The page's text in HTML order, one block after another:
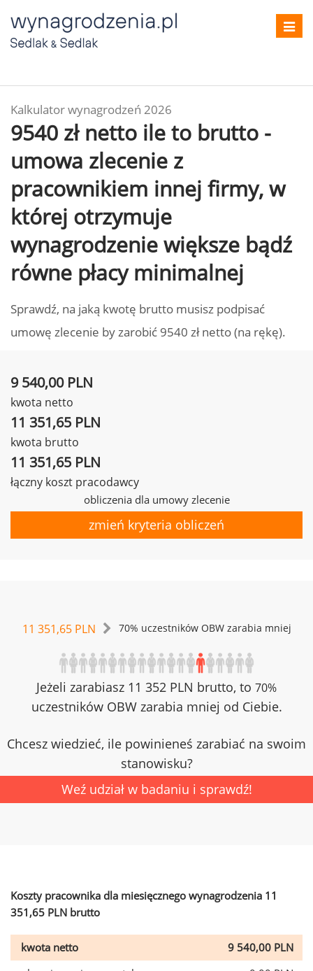
Kalkulator wynagrodzeń 2026
9540 zł netto ile to brutto -
umowa zlecenie z
pracownikiem innej firmy, w
której otrzymuje
wynagrodzenie większe bądź
równe płacy minimalnej
Sprawdź, na jaką kwotę brutto musisz podpisać
umowę zlecenie by zarobić 9540 zł netto (na rękę).
9 540,00 PLN
kwota netto
11 351,65 PLN
kwota brutto
11 351,65 PLN
łączny koszt pracodawcy
obliczenia dla umowy zlecenie
zmień kryteria obliczeń
11 351,65 PLN 70% uczestników OBW zarabia mniej
Jeżeli zarabiasz 11 352 PLN brutto, to 70%
uczestników OBW zarabia mniej od Ciebie.
Chcesz wiedzieć, ile powinieneś zarabiać na swoim
stanowisku?
Weź udział w badaniu i sprawdź!
Koszty pracownika dla miesięcznego wynagrodzenia 11
351,65 PLN brutto
kwota netto
9 540,00 PLN